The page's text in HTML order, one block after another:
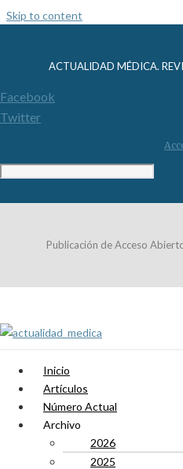
Skip to content
ACTUALIDAD MÉDICA.
Facebook
Twitter
Publicación de Acceso
Inicio
Artículos
Número Actual
Archivo
2026
2025